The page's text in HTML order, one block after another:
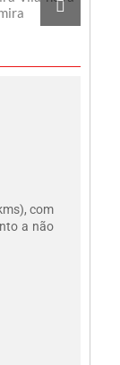
com
a não